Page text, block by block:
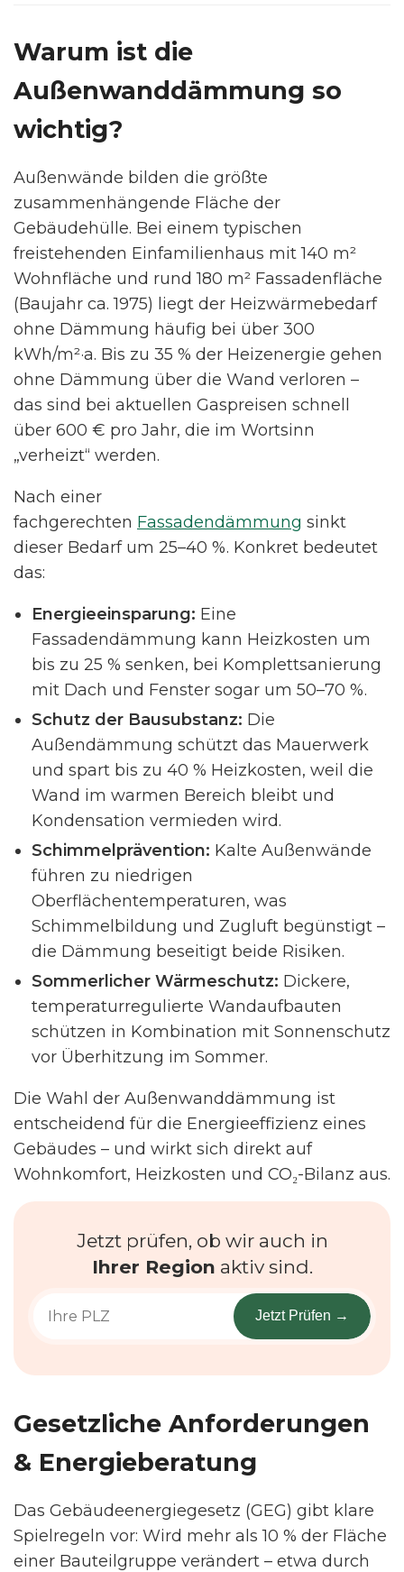
Warum ist die
Außenwanddämmung so
wichtig?
Außenwände bilden die größte
zusammenhängende Fläche der
Gebäudehülle. Bei einem typischen
freistehenden Einfamilienhaus mit 140 m²
Wohnfläche und rund 180 m² Fassadenfläche
(Baujahr ca. 1975) liegt der Heizwärmebedarf
ohne Dämmung häufig bei über 300
kWh/m²·a. Bis zu 35 % der Heizenergie gehen
ohne Dämmung über die Wand verloren –
das sind bei aktuellen Gaspreisen schnell
über 600 € pro Jahr, die im Wortsinn
„verheizt“ werden.
Nach einer
fachgerechten Fassadendämmung sinkt
dieser Bedarf um 25–40 %. Konkret bedeutet
das:
Energieeinsparung: Eine
Fassadendämmung kann Heizkosten um
bis zu 25 % senken, bei Komplettsanierung
mit Dach und Fenster sogar um 50–70 %.
Schutz der Bausubstanz: Die
Außendämmung schützt das Mauerwerk
und spart bis zu 40 % Heizkosten, weil die
Wand im warmen Bereich bleibt und
Kondensation vermieden wird.
Schimmelprävention: Kalte Außenwände
führen zu niedrigen
Oberflächentemperaturen, was
Schimmelbildung und Zugluft begünstigt –
die Dämmung beseitigt beide Risiken.
Sommerlicher Wärmeschutz: Dickere,
temperaturregulierte Wandaufbauten
schützen in Kombination mit Sonnenschutz
vor Überhitzung im Sommer.
Die Wahl der Außenwanddämmung ist
entscheidend für die Energieeffizienz eines
Gebäudes – und wirkt sich direkt auf
Wohnkomfort, Heizkosten und CO₂-Bilanz aus.
Jetzt prüfen, ob wir auch in
Ihrer Region aktiv sind.
Jetzt Prüfen →
Gesetzliche Anforderungen
& Energieberatung
Das Gebäudeenergiegesetz (GEG) gibt klare
Spielregeln vor: Wird mehr als 10 % der Fläche
einer Bauteilgruppe verändert – etwa durch